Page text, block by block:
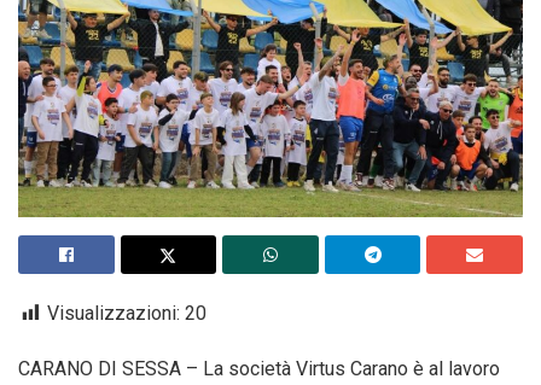
Visualizzazioni: 20
CARANO DI SESSA – La società Virtus Carano è al lavoro